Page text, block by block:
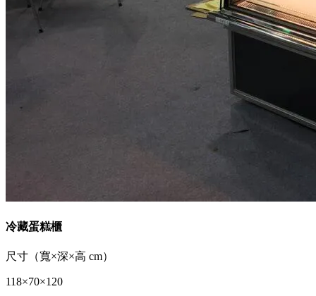
冷藏蛋糕櫃
尺寸（寬×深×高 cm）
118×70×120